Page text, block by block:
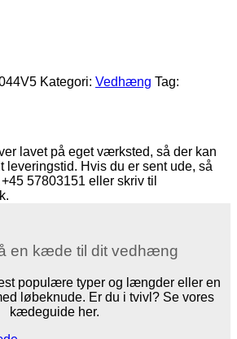
Kategori: Vedhæng Tag:
lavet på eget værksted, så der kan
Hvis du er sent ude, så
57803151 eller skriv til
en kæde til dit vedhæng
populære typer og længder eller en
løbeknude. Er du i tvivl? Se vores
kædeguide her.